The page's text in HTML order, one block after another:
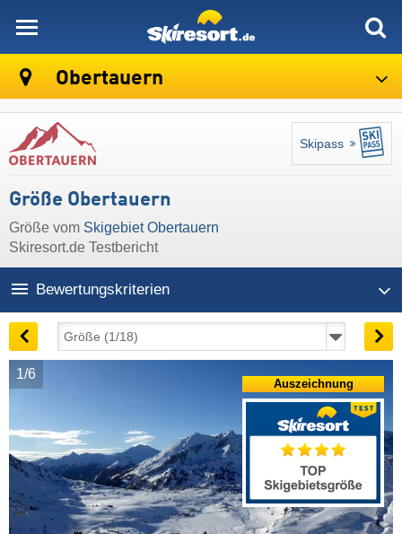
Obertauern
Skipass
Größe Obertauern
Größe vom Skigebiet Obertauern
Skiresort.de Testbericht
Bewertungskriterien
1/6
Auszeichnung